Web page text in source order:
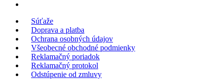
Súťaže
Doprava a platba
Ochrana osobných údajov
Všeobecné obchodné podmienky
Reklamačný poriadok
Reklamačný protokol
Odstúpenie od zmluvy